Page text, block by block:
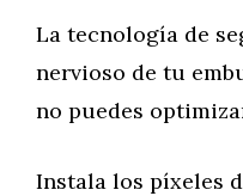
La tecnología de
nervioso de tu
no puedes
Instala los píxeles